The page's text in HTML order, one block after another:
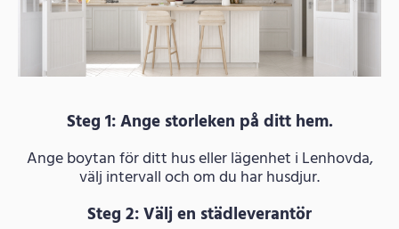
Steg 1: Ange storleken på ditt hem.
Ange boytan för ditt hus eller lägenhet i Lenhovda,
välj intervall och om du har husdjur.
Steg 2: Välj en städleverantör